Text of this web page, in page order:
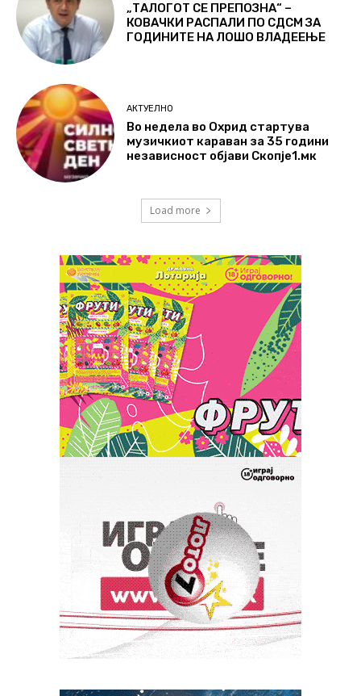
„ТАЛОГОТ СЕ ПРЕПОЗНА“ –
КОВАЧКИ РАСПАЛИ ПО СДСМ ЗА
ГОДИНИТЕ НА ЛОШО ВЛАДЕЕЊЕ
АКТУЕЛНО
Во недела во Охрид стартува
музичкиот караван за 35 години
независност објави Скопје1.мк
Load more